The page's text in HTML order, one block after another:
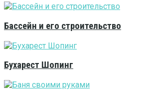
Бассейн и его строительство
Бухарест Шопинг